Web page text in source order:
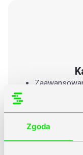
Zgoda
Szybsze
Rozwiązanie